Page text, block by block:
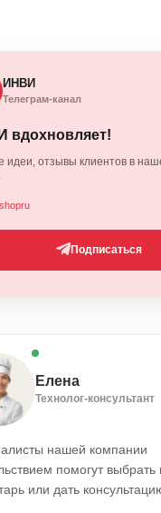
ИНВИ
Телеграм-канал
вдохновляет!
идеи, отзывы клиентов в
Подписаться
Елена
Технолог-консультант
нашей компании
помогут
или дать